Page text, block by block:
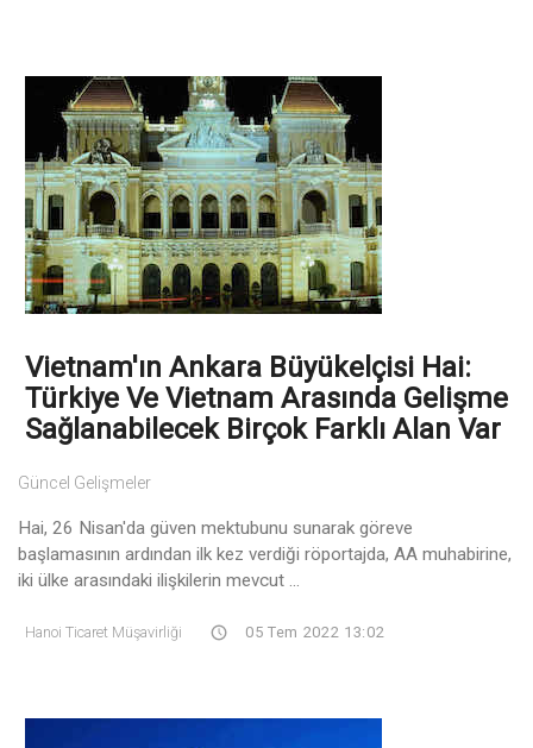
Vietnam'ın Ankara Büyükelçisi Hai:
Türkiye Ve Vietnam Arasında Gelişme
Sağlanabilecek Birçok Farklı Alan Var
Güncel Gelişmeler
Hai, 26 Nisan'da güven mektubunu sunarak göreve
başlamasının ardından ilk kez verdiği röportajda, AA muhabirine,
iki ülke arasındaki ilişkilerin mevcut ...
Hanoi Ticaret Müşavirliği 05 Tem 2022 13:02